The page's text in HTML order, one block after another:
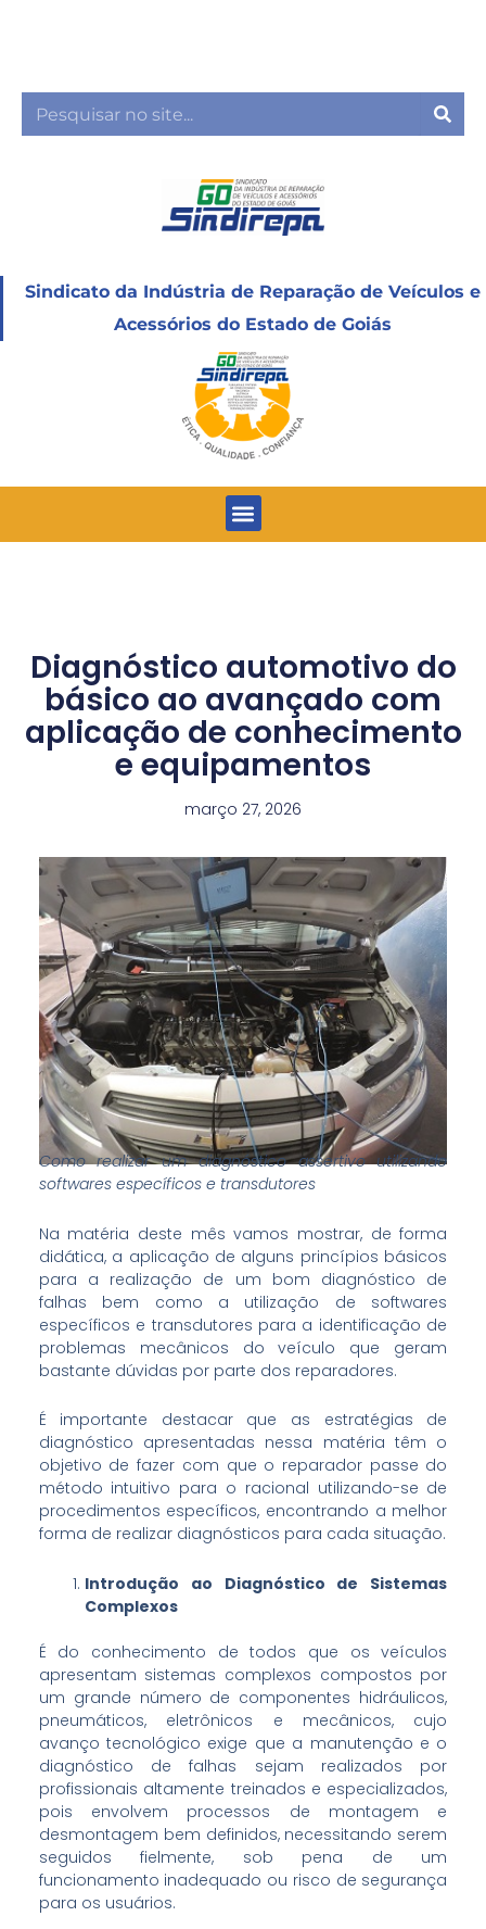
conteúdo
Sindicato da Indústria de Reparação de Veículos e
Acessórios do Estado de Goiás
Menu
Diagnóstico automotivo do
básico ao avançado com
aplicação de conhecimento
e equipamentos
março 27, 2026
Como realizar um diagnóstico assertivo utilizando
softwares específicos e transdutores
Na matéria deste mês vamos mostrar, de forma
didática, a aplicação de alguns princípios básicos
para a realização de um bom diagnóstico de
falhas bem como a utilização de softwares
específicos e transdutores para a identificação de
problemas mecânicos do veículo que geram
bastante dúvidas por parte dos reparadores.
É importante destacar que as estratégias de
diagnóstico apresentadas nessa matéria têm o
objetivo de fazer com que o reparador passe do
método intuitivo para o racional utilizando-se de
procedimentos específicos, encontrando a melhor
forma de realizar diagnósticos para cada situação.
Introdução ao Diagnóstico de Sistemas
Complexos
É do conhecimento de todos que os veículos
apresentam sistemas complexos compostos por
um grande número de componentes hidráulicos,
pneumáticos, eletrônicos e mecânicos, cujo
avanço tecnológico exige que a manutenção e o
diagnóstico de falhas sejam realizados por
profissionais altamente treinados e especializados,
pois envolvem processos de montagem e
desmontagem bem definidos, necessitando serem
seguidos fielmente, sob pena de um
funcionamento inadequado ou risco de segurança
para os usuários.